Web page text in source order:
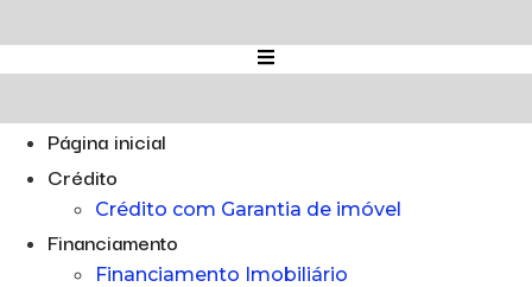
para
o
Página inicial
Crédito
Crédito com Garantia de imóvel
Financiamento
Financiamento Imobiliário